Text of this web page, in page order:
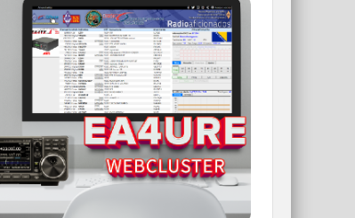
WEBCLUSTER EA4URE
el nuevo WebCluster de URE,
con nuevos filtros e información y
compatible con GDURE
IR A WEBCLUSTER